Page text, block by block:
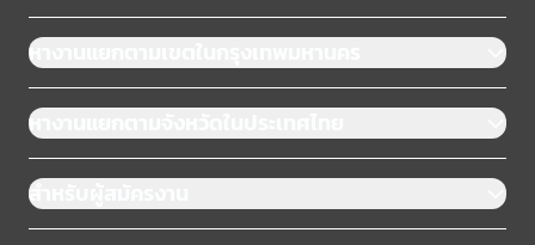
หางานแยกตามเขตในกรุงเทพมหานคร
หางานแยกตามจังหวัดในประเทศไทย
สำหรับผู้สมัครงาน